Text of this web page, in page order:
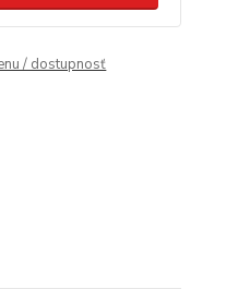
/ dostupnosť